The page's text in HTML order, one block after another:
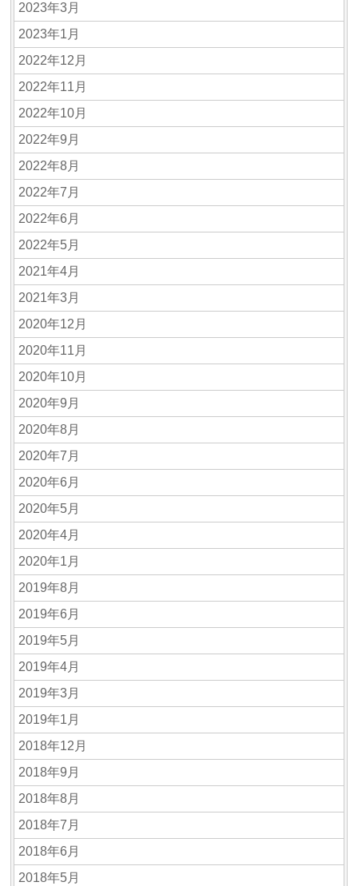
2023年3月
2023年1月
2022年12月
2022年11月
2022年10月
2022年9月
2022年8月
2022年7月
2022年6月
2022年5月
2021年4月
2021年3月
2020年12月
2020年11月
2020年10月
2020年9月
2020年8月
2020年7月
2020年6月
2020年5月
2020年4月
2020年1月
2019年8月
2019年6月
2019年5月
2019年4月
2019年3月
2019年1月
2018年12月
2018年9月
2018年8月
2018年7月
2018年6月
2018年5月